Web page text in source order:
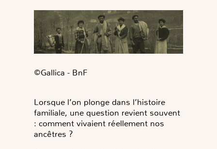
©Gallica - BnF
Lorsque l’on plonge dans l’histoire
familiale, une question revient souvent
: comment vivaient réellement nos
ancêtres ?